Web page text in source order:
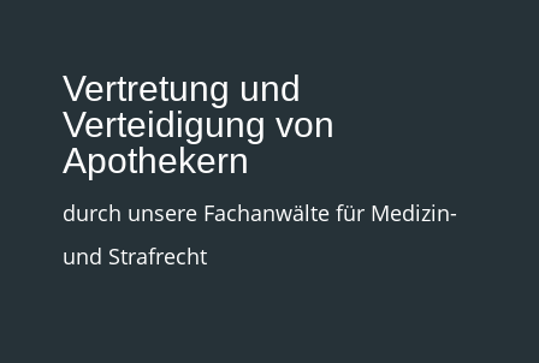
Vertretung und
Verteidigung von
Apothekern
durch unsere Fachanwälte für Medizin-
und Strafrecht